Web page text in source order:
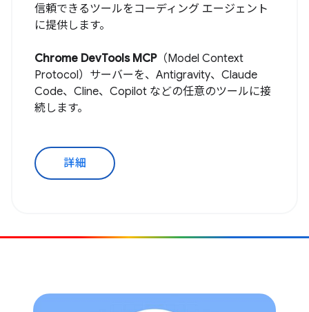
信頼できるツールをコーディング エージェント
に提供します。
Chrome DevTools MCP（Model Context
Protocol）サーバーを、Antigravity、Claude
Code、Cline、Copilot などの任意のツールに接
続します。
詳細